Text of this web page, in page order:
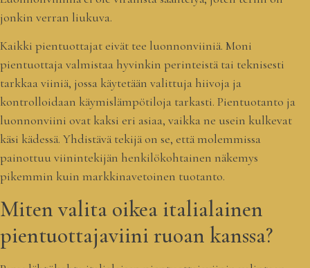
jonkin verran liukuva.
Kaikki pientuottajat eivät tee luonnonviiniä. Moni
pientuottaja valmistaa hyvinkin perinteistä tai teknisesti
tarkkaa viiniä, jossa käytetään valittuja hiivoja ja
kontrolloidaan käymislämpötiloja tarkasti. Pientuotanto ja
luonnonviini ovat kaksi eri asiaa, vaikka ne usein kulkevat
käsi kädessä. Yhdistävä tekijä on se, että molemmissa
painottuu viinintekijän henkilökohtainen näkemys
pikemmin kuin markkinavetoinen tuotanto.
Miten valita oikea italialainen
pientuottajaviini ruoan kanssa?